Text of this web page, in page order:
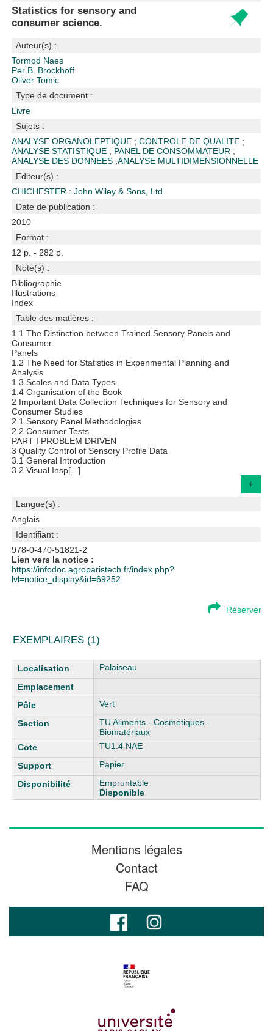
Statistics for sensory and
consumer science.
Auteur(s) :
Tormod Naes
Per B. Brockhoff
Oliver Tomic
Type de document :
Livre
Sujets :
ANALYSE ORGANOLEPTIQUE ;CONTROLE DE QUALITE ;
ANALYSE STATISTIQUE ; PANEL DE CONSOMMATEUR ;
ANALYSE DES DONNEES ;ANALYSE MULTIDIMENSIONNELLE
Editeur(s) :
CHICHESTER : John Wiley & Sons, Ltd
Date de publication :
2010
Format :
12 p. - 282 p.
Note(s) :
Bibliographie
Illustrations
Index
Table des matières :
1.1 The Distinction between Trained Sensory Panels and
Consumer
Panels
1.2 The Need for Statistics in Expenmental Planning and
Analysis
1.3 Scales and Data Types
1.4 Organisation of the Book
2 Important Data Collection Techniques for Sensory and
Consumer Studies
2.1 Sensory Panel Methodologies
2.2 Consumer Tests
PART I PROBLEM DRIVEN
3 Quality Control of Sensory Profile Data
3.1 General Introduction
3.2 Visual Insp[...]
+
Langue(s) :
Anglais
Identifiant :
978-0-470-51821-2
Lien vers la notice :
https://infodoc.agroparistech.fr/index.php?
lvl=notice_display&id=69252
Réserver
EXEMPLAIRES (1)
Liste des exemplaires Palaiseau
Vert
TU Aliments - Cosmétiques -
Biomatériaux
TU1.4 NAE
Papier
Empruntable
Disponible
Mentions légales
Contact
FAQ